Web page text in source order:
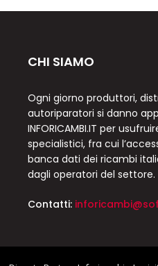
CHI SIAMO
Ogni giorno produttori,
autoriparatori si danno
INFORICAMBI.IT per
specialistici, fra cui
banca dati dei ricambi
dagli operatori del settore.
Contatti: